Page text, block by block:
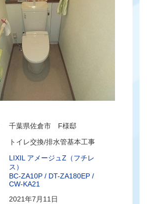
千葉県佐倉市 F様邸
トイレ交換/排水管基本工事
LIXIL アメージュZ（フチレ
ス）
BC-ZA10P / DT-ZA180EP /
CW-KA21
2021年7月11日